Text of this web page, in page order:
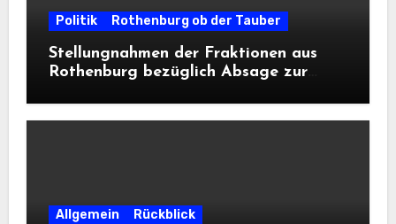
Politik Rothenburg ob der Tauber
Stellungnahmen der Fraktionen aus
Rothenburg bezüglich Absage zur
Allgemein Rückblick